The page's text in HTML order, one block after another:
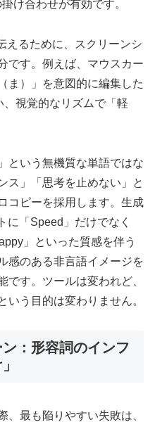
け合わせが有効です。
えるために、スクリーンシ
です。例えば、マウスカー
ま）」を意図的に編集した
視覚的なリズムで「軽
という無機質な単語ではな
ス」「思考を止めない」と
コピーを採用します。生成
に「Speed」だけでなく
」といった質感を伴う
感のある非言語イメージを
です。ツールは変われど、
いう目的は変わりません。
：形容詞のインフ
、最も陥りやすい失敗は、